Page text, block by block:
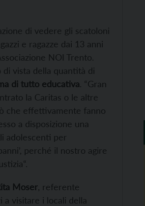
di vedere gli scatoloni
e ragazze dai 13 anni
NOI Trento.
di vista della quantità di
di tutto educativa. “Gran
la Caritas o le altre
che effettivamente fanno
a disposizione una
adolescenti per
perché il nostro agire
Moser , referente
a visitare i locali della